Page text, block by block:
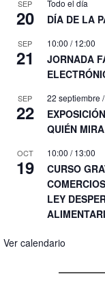
SEP
20
Todo el día
DÍA DE LA
SEP
21
10:00 /12:00
JORNADA
SEP
22
22 septiembre /
QUIÉN
OCT
19
10:00 /13:00
CURSO
LEY
Ver calendario